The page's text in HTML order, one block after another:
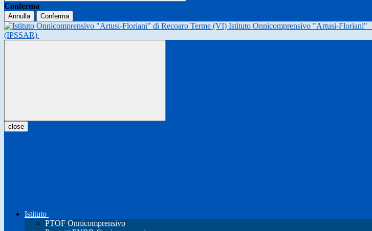
Conferma
Annulla Conferma
Istituto Onnicomprensivo "Artusi-Floriani"
(IPSSAR)
close
Istituto
PTOF Onnicomprensivo